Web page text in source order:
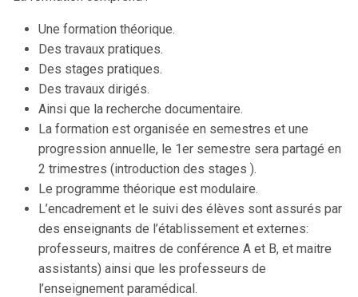
Une formation théorique.
Des travaux pratiques.
Des stages pratiques.
Des travaux dirigés.
Ainsi que la recherche documentaire.
La formation est organisée en semestres et une
progression annuelle, le 1er semestre sera partagé en
2 trimestres (introduction des stages ).
Le programme théorique est modulaire.
L’encadrement et le suivi des élèves sont assurés par
des enseignants de l’établissement et externes:
professeurs, maitres de conférence A et B, et maitre
assistants) ainsi que les professeurs de
l’enseignement paramédical.